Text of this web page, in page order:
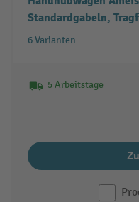
Standardgabeln,
6 Varianten
5 Arbeitstage